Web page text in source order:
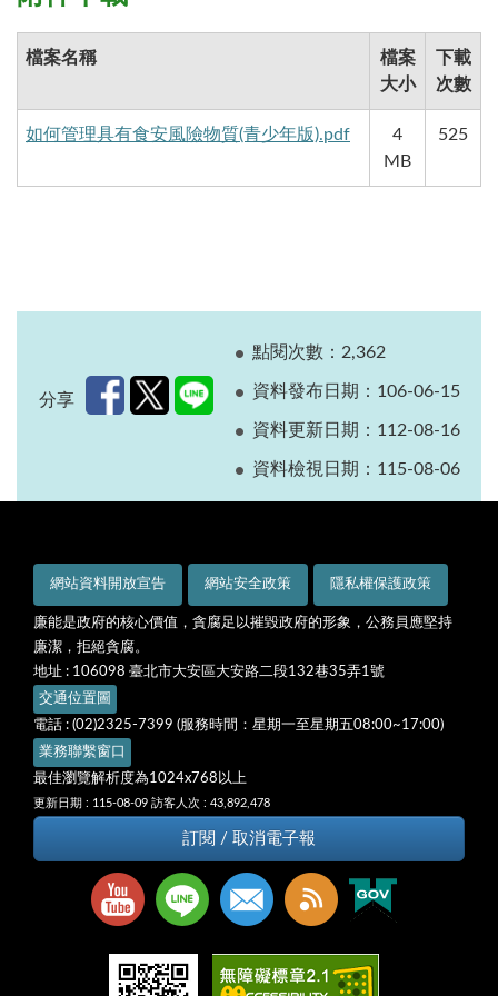
檔案名稱
檔案
大小
下載
次數
如何管理具有食安風險物質(青少年版).pdf
4
MB
525
分享
點閱次數：2,362
資料發布日期：106-06-15
資料更新日期：112-08-16
資料檢視日期：115-08-06
網站資料開放宣告 網站安全政策 隱私權保護政策
廉能是政府的核心價值，貪腐足以摧毀政府的形象，公務員應堅持
廉潔，拒絕貪腐。
地址 : 106098 臺北市大安區大安路二段132巷35弄1號
交通位置圖
電話 : (02)2325-7399 (服務時間：星期一至星期五08:00~17:00)
業務聯繫窗口
最佳瀏覽解析度為1024x768以上
更新日期 : 115-08-09 訪客人次 : 43,892,478
訂閱 / 取消電子報